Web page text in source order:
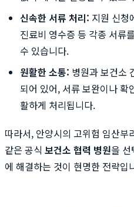
신속한 서류 처리: 지원 신청
진료비 영수증 등 각종 서류
수 있습니다.
원활한 소통: 병원과 보건소
되어 있어, 서류 보완이나 확
활하게 처리됩니다.
따라서, 안양시의 고위험 임산부
같은 공식 보건소 협력 병원을
에 해결하는 것이 현명한 전략입